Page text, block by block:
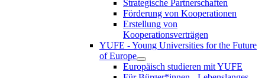
Strategische Partnerschaften
Förderung von Kooperationen
Erstellung von
Kooperationsverträgen
YUFE - Young Universities for the Future
of Europe
Europäisch studieren mit YUFE